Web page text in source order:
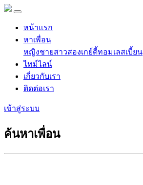
หน้าแรก
หาเพื่อน
หญิงชายสาวสองเกย์ดี้ทอมเลสเบี้ยน
ไทม์ไลน์
เกี่ยวกับเรา
ติดต่อเรา
เข้าสู่ระบบ
ค้นหาเพื่อน